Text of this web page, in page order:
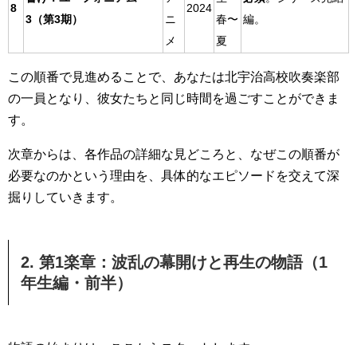
8
3（第3期）
ニ
メ
2024
春〜
夏
編。
この順番で見進めることで、あなたは北宇治高校吹奏楽部
の一員となり、彼女たちと同じ時間を過ごすことができま
す。
次章からは、各作品の詳細な見どころと、なぜこの順番が
必要なのかという理由を、具体的なエピソードを交えて深
掘りしていきます。
2. 第1楽章：波乱の幕開けと再生の物語（1
年生編・前半）